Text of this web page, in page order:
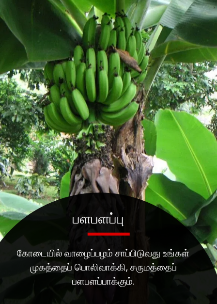
கோடையில் வாழைப்பழம் சாப்பிடுவது உங்கள்
முகத்தைப் பொலிவாக்கி, சருமத்தைப்
பளபளப்பு